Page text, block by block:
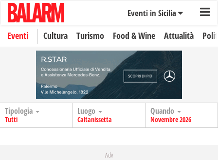
Eventi in Sicilia
Eventi Cultura Turismo Food & Wine Attualità
Tipologia
Tutti
Luogo
Caltanissetta
Quando
Novembre 2026
Adv